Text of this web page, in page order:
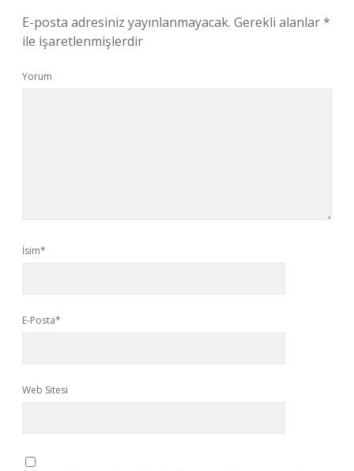
E-posta adresiniz yayınlanmayacak. Gerekli alanlar*
ile işaretlenmişlerdir
Yorum
İsim*
E-Posta*
Web Sitesi